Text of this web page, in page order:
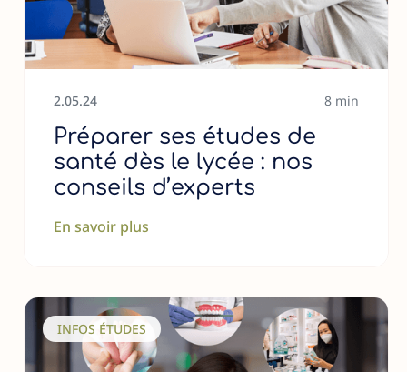
2.05.24 8 min
Préparer ses études de
santé dès le lycée : nos
conseils d’experts
En savoir plus
INFOS ÉTUDES